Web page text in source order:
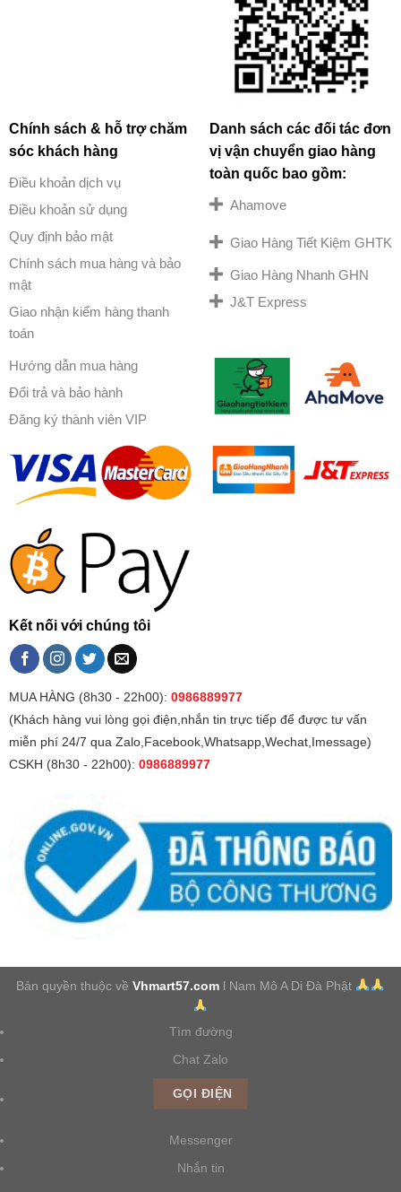
Chính sách & hỗ trợ chăm
sóc khách hàng
Điều khoản dịch vụ
Điều khoản sử dụng
Quy định bảo mật
Chính sách mua hàng và bảo
mật
Giao nhận kiểm hàng thanh
toán
Hướng dẫn mua hàng
Đổi trả và bảo hành
Đăng ký thành viên VIP
Danh sách các đối tác đơn
vị vận chuyển giao hàng
toàn quốc bao gồm:
Ahamove
Giao Hàng Tiết Kiệm GHTK
Giao Hàng Nhanh GHN
J&T Express
Kết nối với chúng tôi
MUA HÀNG (8h30 - 22h00): 0986889977
(Khách hàng vui lòng gọi điện,nhắn tin trực tiếp để được tư vấn
miễn phí 24/7 qua Zalo,Facebook,Whatsapp,Wechat,Imessage)
CSKH (8h30 - 22h00): 0986889977
Bản quyền thuộc vềVhmart57.com l Nam Mô A Di Đà Phật
Tìm đường
Chat Zalo
GỌI ĐIỆN
Messenger
Nhắn tin